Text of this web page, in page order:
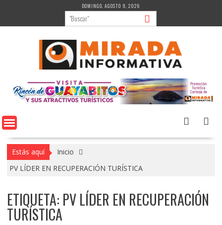
contenido
DOMINGO, AGOSTO 9, 2026
Estás aquí
Inicio
PV LÍDER EN RECUPERACIÓN TURÍSTICA
ETIQUETA: PV LÍDER EN RECUPERACIÓN
TURÍSTICA